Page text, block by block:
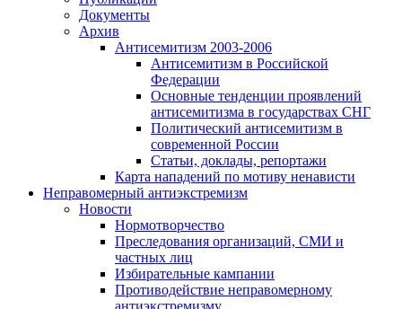
Документы
Архив
Антисемитизм 2003-2006
Антисемитизм в Российской
Федерации
Основные тенденции проявлений
антисемитизма в государствах СНГ
Политический антисемитизм в
современной России
Статьи, доклады, репортажи
Карта нападений по мотиву ненависти
Неправомерный антиэкстремизм
Новости
Нормотворчество
Преследования организаций, СМИ и
частных лиц
Избирательные кампании
Противодействие неправомерному
антиэкстремизму